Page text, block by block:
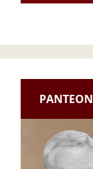
PANTEON